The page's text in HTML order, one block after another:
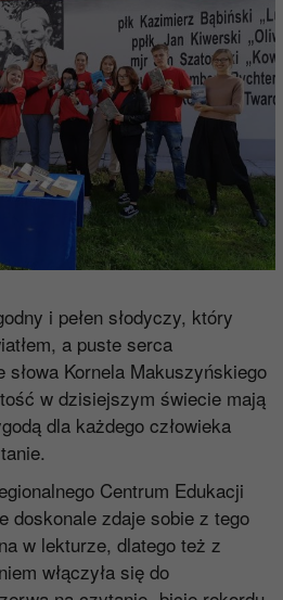
i pełen słodyczy, który
a puste serca
słowa Kornela Makuszyńskiego
w dzisiejszym świecie mają
dla każdego człowieka
Centrum Edukacji
doskonale zdaje sobie z tego
w lekturze, dlatego też z
włączyła się do